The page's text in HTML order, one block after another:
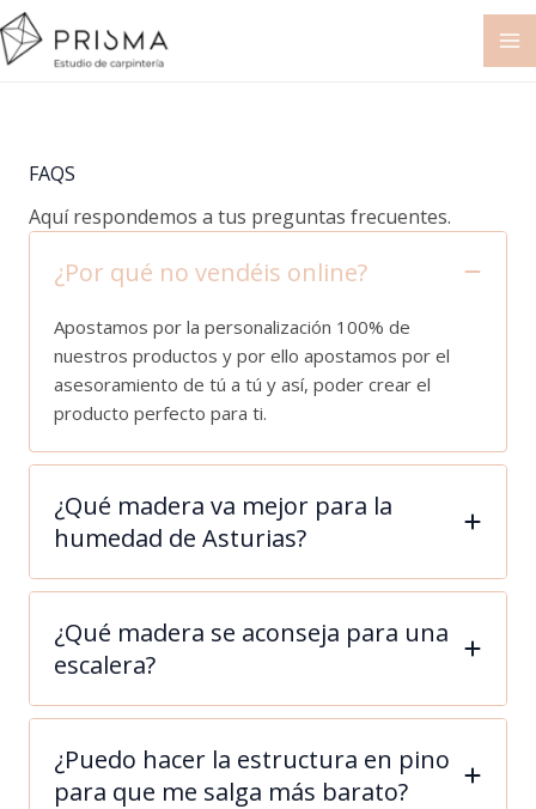
Ir
al
contenido
FAQS
Aquí respondemos a tus preguntas frecuentes.
¿Por qué no vendéis online?
Apostamos por la personalización 100% de
nuestros productos y por ello apostamos por el
asesoramiento de tú a tú y así, poder crear el
producto perfecto para ti.
¿Qué madera va mejor para la
humedad de Asturias?
¿Qué madera se aconseja para una
escalera?
¿Puedo hacer la estructura en pino
para que me salga más barato?